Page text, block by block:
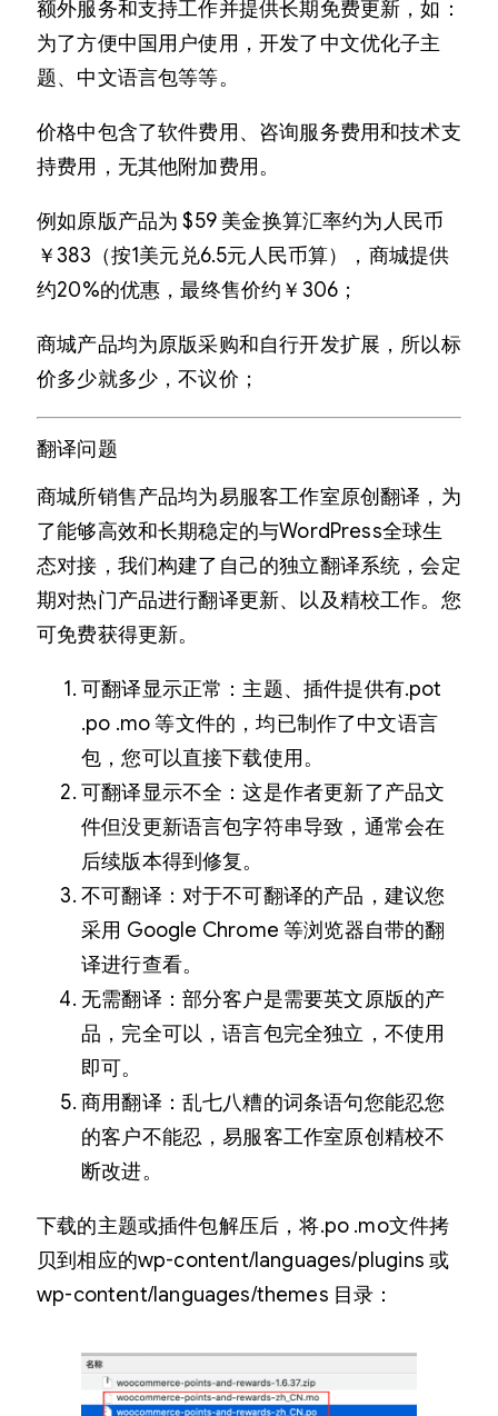
额外服务和支持工作并提供长期免费更新，如：
为了方便中国用户使用，开发了中文优化子主
题、中文语言包等等。
价格中包含了软件费用、咨询服务费用和技术支
持费用，无其他附加费用。
例如原版产品为 $59 美金换算汇率约为人民币
￥383（按1美元兑6.5元人民币算），商城提供
约20%的优惠，最终售价约￥306；
商城产品均为原版采购和自行开发扩展，所以标
价多少就多少，不议价；
翻译问题
商城所销售产品均为易服客工作室原创翻译，为
了能够高效和长期稳定的与WordPress全球生
态对接，我们构建了自己的独立翻译系统，会定
期对热门产品进行翻译更新、以及精校工作。您
可免费获得更新。
可翻译显示正常：主题、插件提供有.pot
.po .mo 等文件的，均已制作了中文语言
包，您可以直接下载使用。
可翻译显示不全：这是作者更新了产品文
件但没更新语言包字符串导致，通常会在
后续版本得到修复。
不可翻译：对于不可翻译的产品，建议您
采用 Google Chrome 等浏览器自带的翻
译进行查看。
无需翻译：部分客户是需要英文原版的产
品，完全可以，语言包完全独立，不使用
即可。
商用翻译：乱七八糟的词条语句您能忍您
的客户不能忍，易服客工作室原创精校不
断改进。
下载的主题或插件包解压后，将.po .mo文件拷
贝到相应的wp-content/languages/plugins 或
wp-content/languages/themes 目录：